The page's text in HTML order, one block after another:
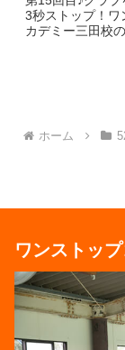
3秒ストップ！ワ
カデミー三田校
ホーム
ワンストッ